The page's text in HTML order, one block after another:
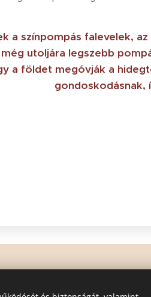
a színpompás falevelek,
utoljára legszebb
a földet megóvják a
gondoskodásnak,